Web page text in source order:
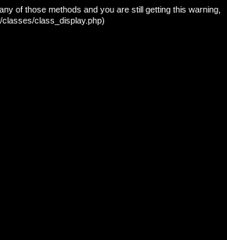
of those methods and you are still getting this warning,
class_display.php)